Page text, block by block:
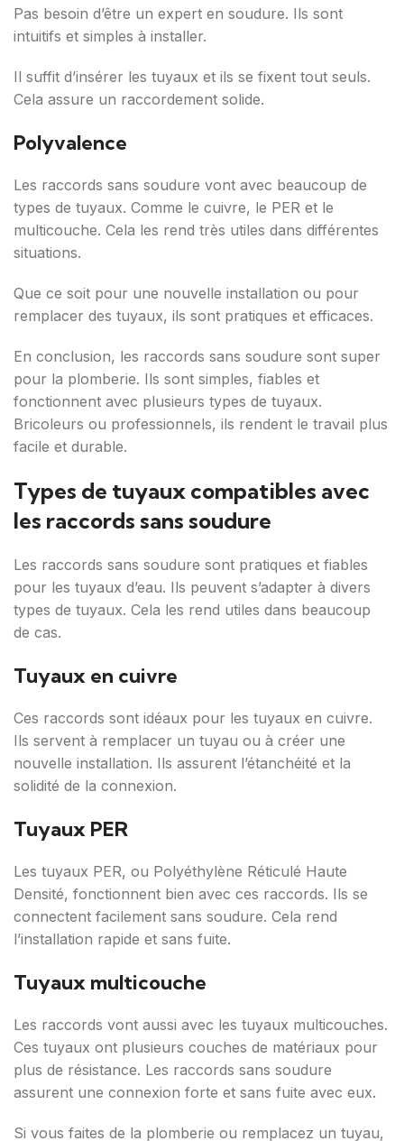
Pas besoin d’être un expert en soudure. Ils sont
intuitifs et simples à installer.
Il suffit d’insérer les tuyaux et ils se fixent tout seuls.
Cela assure un raccordement solide.
Polyvalence
Les raccords sans soudure vont avec beaucoup de
types de tuyaux. Comme le cuivre, le PER et le
multicouche. Cela les rend très utiles dans différentes
situations.
Que ce soit pour une nouvelle installation ou pour
remplacer des tuyaux, ils sont pratiques et efficaces.
En conclusion, les raccords sans soudure sont super
pour la plomberie. Ils sont simples, fiables et
fonctionnent avec plusieurs types de tuyaux.
Bricoleurs ou professionnels, ils rendent le travail plus
facile et durable.
Types de tuyaux compatibles avec
les raccords sans soudure
Les raccords sans soudure sont pratiques et fiables
pour les tuyaux d’eau. Ils peuvent s’adapter à divers
types de tuyaux. Cela les rend utiles dans beaucoup
de cas.
Tuyaux en cuivre
Ces raccords sont idéaux pour les tuyaux en cuivre.
Ils servent à remplacer un tuyau ou à créer une
nouvelle installation. Ils assurent l’étanchéité et la
solidité de la connexion.
Tuyaux PER
Les tuyaux PER, ou Polyéthylène Réticulé Haute
Densité, fonctionnent bien avec ces raccords. Ils se
connectent facilement sans soudure. Cela rend
l’installation rapide et sans fuite.
Tuyaux multicouche
Les raccords vont aussi avec les tuyaux multicouches.
Ces tuyaux ont plusieurs couches de matériaux pour
plus de résistance. Les raccords sans soudure
assurent une connexion forte et sans fuite avec eux.
Si vous faites de la plomberie ou remplacez un tuyau,